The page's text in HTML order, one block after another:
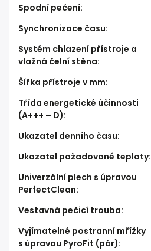
Spodní pečení:
Synchronizace času:
Systém chlazení přístroje a
vlažná čelní stěna:
Šířka přístroje v mm:
Třída energetické účinnosti
(A+++ – D):
Ukazatel denního času:
Ukazatel požadované teploty:
Univerzální plech s úpravou
PerfectClean:
Vestavná pečicí trouba:
Vyjímatelné postranní mřížky
s úpravou PyroFit (pár):